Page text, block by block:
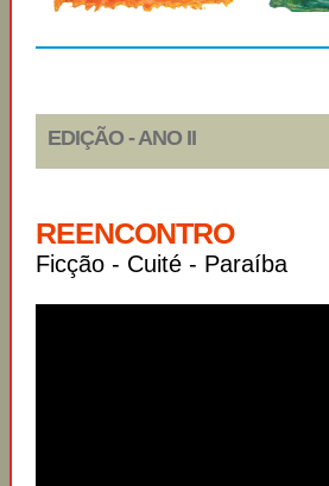
EDIÇÃO - ANO II
REENCONTRO
Ficção - Cuité - Paraíba